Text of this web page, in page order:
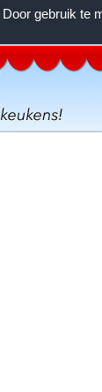
gebruik
Contact Favorieten